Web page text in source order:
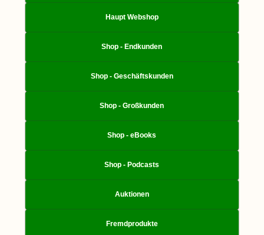
Haupt Webshop
Shop - Endkunden
Shop - Geschäftskunden
Shop - Großkunden
Shop - eBooks
Shop - Podcasts
Auktionen
Fremdprodukte